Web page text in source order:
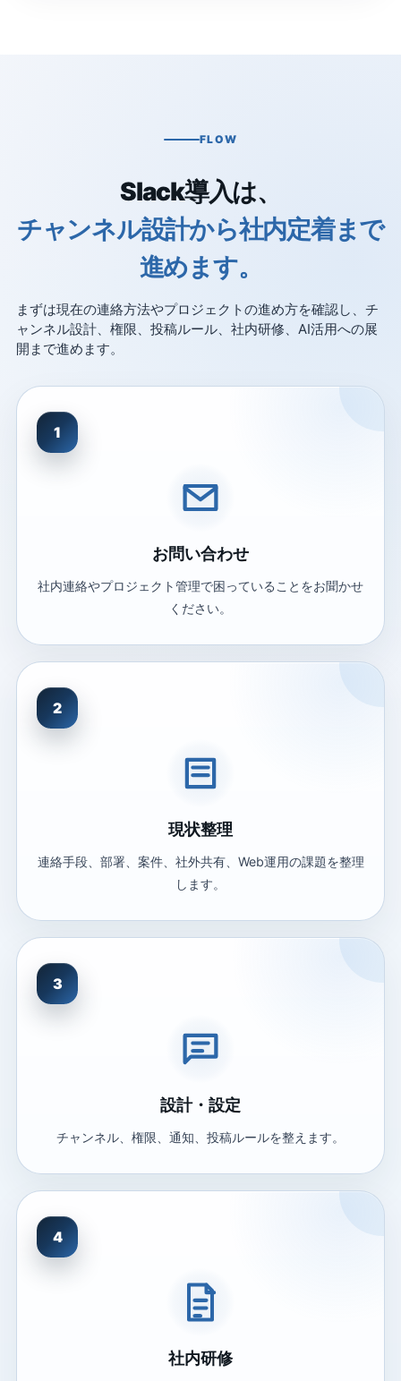
FLOW
Slack導入は、
チャンネル設計から社内定着まで
進めます。
まずは現在の連絡方法やプロジェクトの進め方を確認し、チ
ャンネル設計、権限、投稿ルール、社内研修、AI活用への展
開まで進めます。
1
お問い合わせ
社内連絡やプロジェクト管理で困っていることをお聞かせ
ください。
2
現状整理
連絡手段、部署、案件、社外共有、Web運用の課題を整理
します。
3
設計・設定
チャンネル、権限、通知、投稿ルールを整えます。
4
社内研修